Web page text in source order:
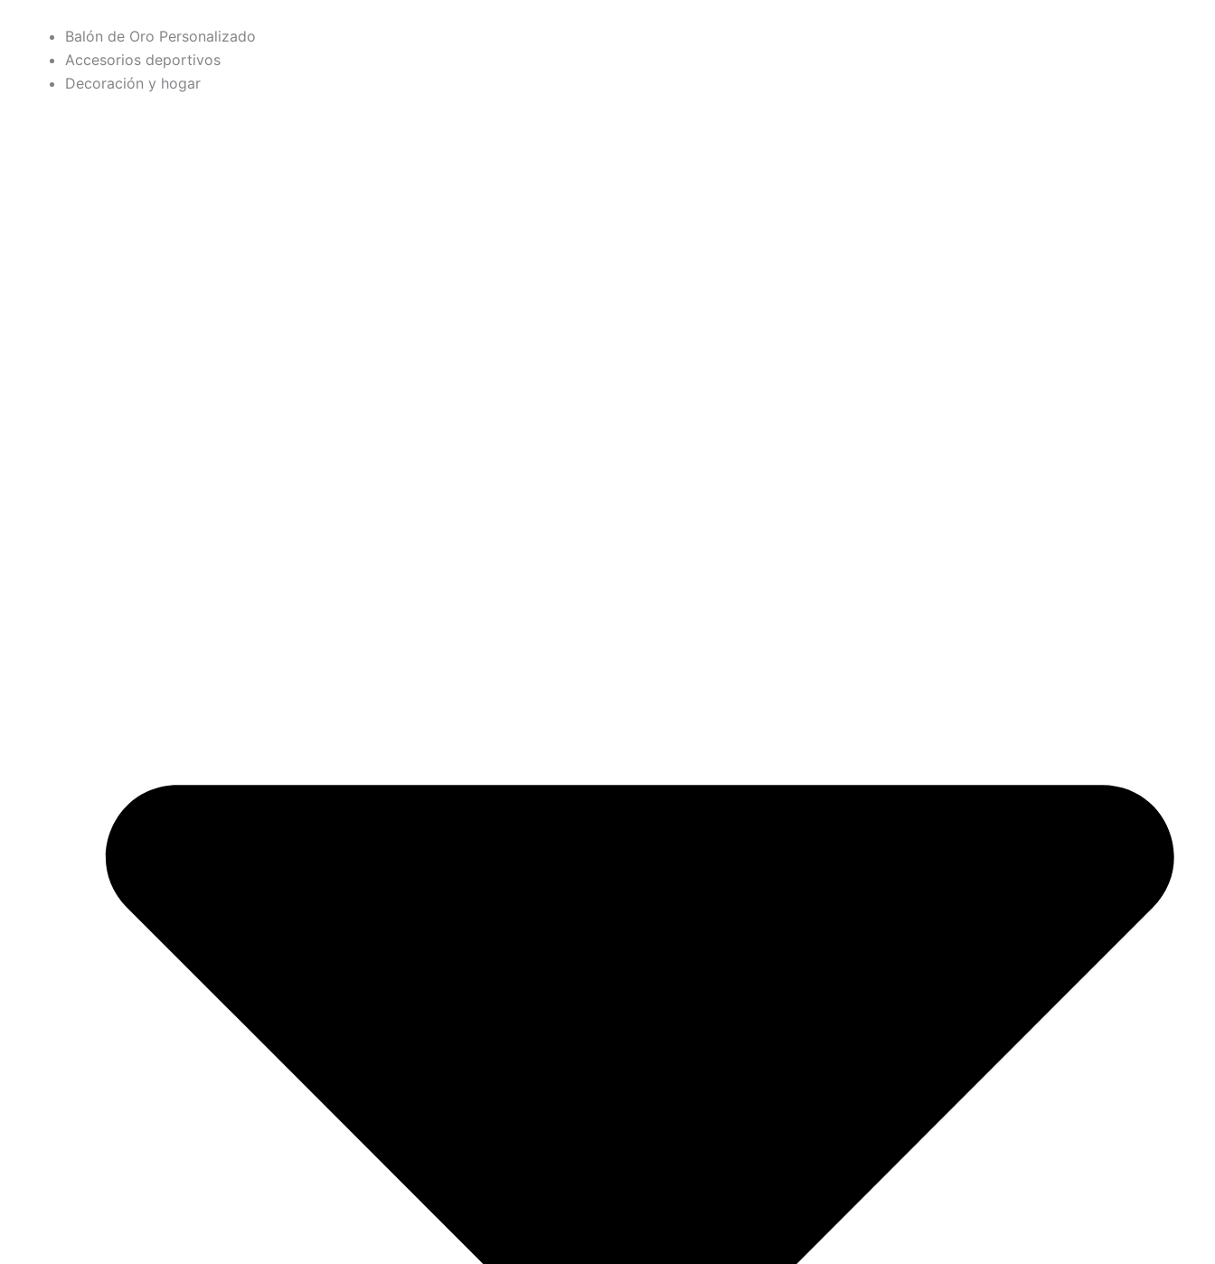
Balón de Oro Personalizado
Accesorios deportivos
Decoración y hogar